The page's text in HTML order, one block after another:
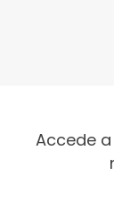
Accede